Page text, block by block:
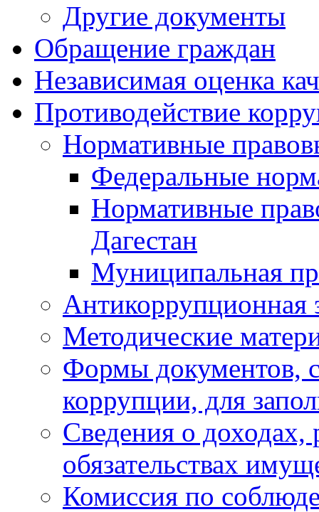
Другие документы
Обращение граждан
Независимая оценка
Противодействие
Нормативные
Федеральные
Нормативные
Дагестан
Муниципальная
Антикоррупционная
Методические
Формы документов,
коррупции, для
Сведения о доходах,
обязательствах
Комиссия по